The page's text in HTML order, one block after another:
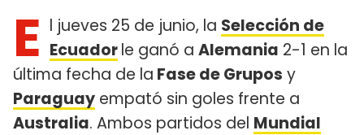
E l jueves 25 de junio, la Selección de
Ecuadorle ganó a Alemania 2-1 en la
última fecha de la Fase de Grupos y
Paraguay empató sin goles frente a
Australia. Ambos partidos del Mundial